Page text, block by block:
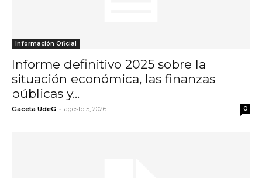
Información Oficial
Informe definitivo 2025 sobre la
situación económica, las finanzas
públicas y...
Gaceta UdeG - agosto 5, 2026 0